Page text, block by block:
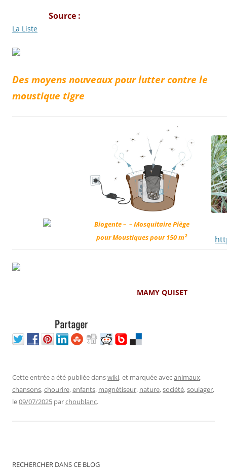
Source :
La Liste
Des moyens nouveaux pour lutter contre le
moustique tigre
Biogente – – Mosquitaire Piège
pour Moustiques pour 150 m²
MAMY QUISET
Cette entrée a été publiée danswiki, et marquée avecanimaux,
chansons,chourire,enfants, magnétiseur, nature,société,soulager,
le09/07/2025 parchoublanc.
RECHERCHER DANS CE BLOG